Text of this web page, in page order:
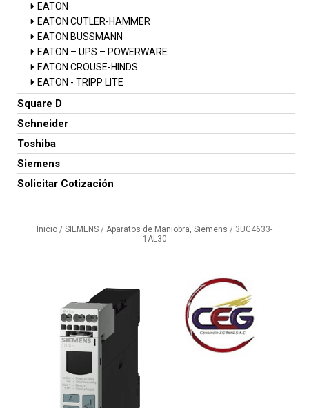
EATON
EATON CUTLER-HAMMER
EATON BUSSMANN
EATON – UPS – POWERWARE
EATON CROUSE-HINDS
EATON - TRIPP LITE
Square D
Schneider
Toshiba
Siemens
Solicitar Cotización
Inicio / SIEMENS / Aparatos de Maniobra, Siemens / 3UG4633-
1AL30